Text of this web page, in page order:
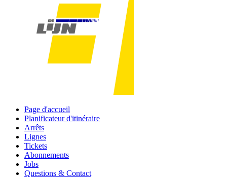
Page d'accueil
Planificateur d'itinéraire
Arrêts
Lignes
Tickets
Abonnements
Jobs
Questions & Contact